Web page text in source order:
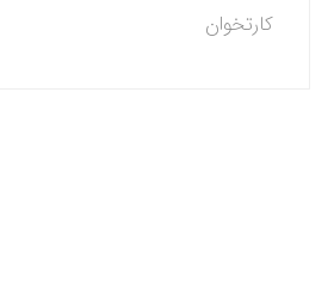
کارتخوان